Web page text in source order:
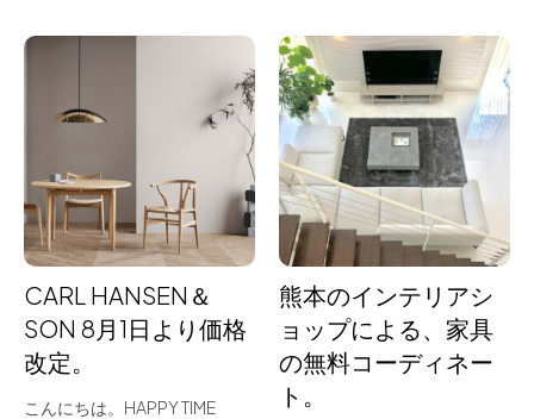
for Business
Recruit
Contact
CARL HANSEN＆
SON 8月1日より価格
改定。
こんにちは。HAPPY TIME
熊本のインテリアシ
ョップによる、家具
の無料コーディネー
ト。